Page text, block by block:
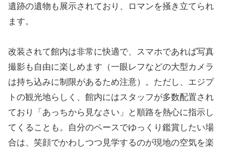
遺跡の遺物も展示されており、ロマンを掻き立てられ
ます。
改装されて館内は非常に快適で、スマホであれば写真
撮影も自由に楽しめます（一眼レフなどの大型カメラ
は持ち込みに制限があるため注意）。ただし、エジプ
トの観光地らしく、館内にはスタッフが多数配置され
ており「あっちから見なさい」と順路を熱心に指示し
てくることも。自分のペースでゆっくり鑑賞したい場
合は、笑顔でかわしつつ見学するのが現地の空気を楽